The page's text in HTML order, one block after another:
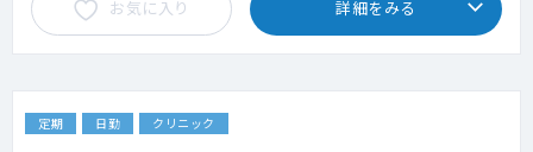
お気に入り 詳細をみる
定期 日勤 クリニック